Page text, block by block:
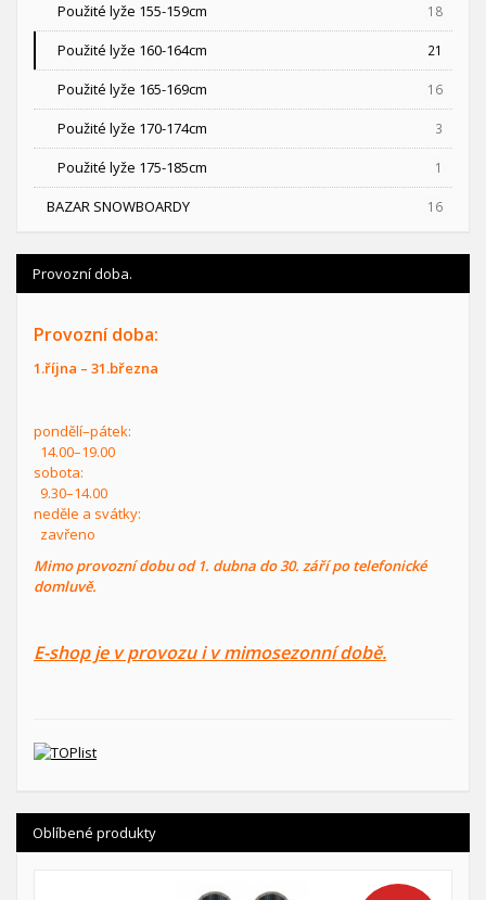
Použité lyže 155-159cm 18
Použité lyže 160-164cm 21
Použité lyže 165-169cm 16
Použité lyže 170-174cm 3
Použité lyže 175-185cm 1
BAZAR SNOWBOARDY 16
Provozní doba.
Provozní doba:
1.října – 31.března
pondělí–pátek:
14.00–19.00
sobota:
9.30–14.00
neděle a svátky:
zavřeno
Mimo provozní dobu od 1. dubna do 30. září po telefonické
domluvě.
E-shop je v provozu i v mimosezonní době.
Oblíbené produkty